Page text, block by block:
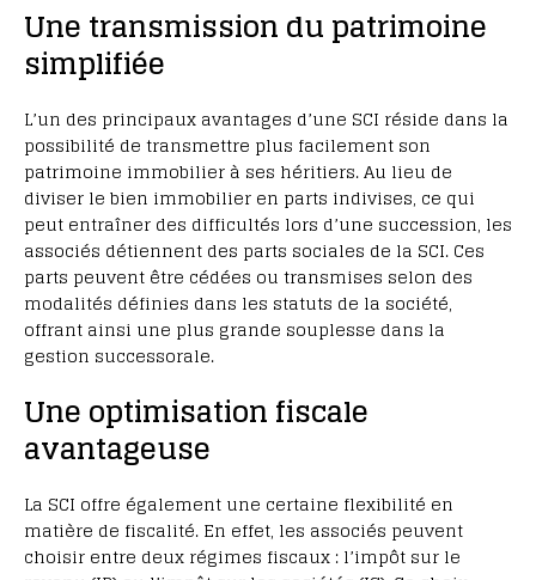
Une transmission du patrimoine
simplifiée
L’un des principaux avantages d’une SCI réside dans la
possibilité de transmettre plus facilement son
patrimoine immobilier à ses héritiers. Au lieu de
diviser le bien immobilier en parts indivises, ce qui
peut entraîner des difficultés lors d’une succession, les
associés détiennent des parts sociales de la SCI. Ces
parts peuvent être cédées ou transmises selon des
modalités définies dans les statuts de la société,
offrant ainsi une plus grande souplesse dans la
gestion successorale.
Une optimisation fiscale
avantageuse
La SCI offre également une certaine flexibilité en
matière de fiscalité. En effet, les associés peuvent
choisir entre deux régimes fiscaux : l’impôt sur le